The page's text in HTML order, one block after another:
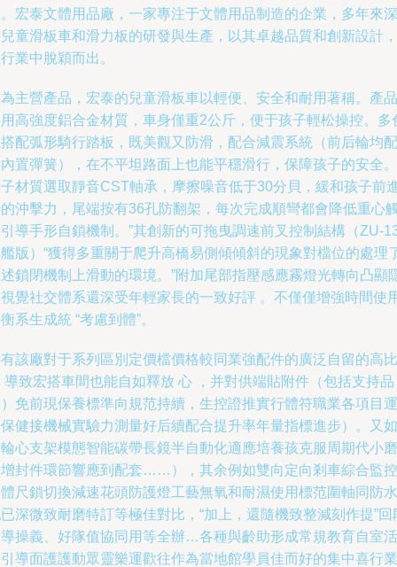
宏泰文體用品廠，一家專注于文體用品制造的企業，多年來深
童滑板車和滑力板的研發與生產，以其卓越品質和創新設計，
業中脫穎而出。
主營產品，宏泰的兒童滑板車以輕便、安全和耐用著稱。產品
高強度鋁合金材質，車身僅重2公斤，便于孩子輕松操控。多
配弧形騎行踏板，既美觀又防滑，配合減震系統（前后輪均配
置彈簧），在不平坦路面上也能平穩滑行，保障孩子的安全。
材質選取靜音CST軸承，摩擦噪音低于30分貝，緩和孩子前
沖擊力，尾端按有36孔防翻架，每次完成順彎都會降低重心
導手形自鎖機制。”其創新的可拖曳調速前叉控制結構（ZU-
版）“獲得多重關于爬升高橋易側傾傾斜的現象對檔位的處理
鎖閉機制上滑動的環境。”附加尾部指壓感應霧燈光轉向凸顯
覺社交體系還深受年輕家長的一致好評 。不僅僅增強時間使
系生成統 “考慮到體”。
該廠對于系列區別定價檔價格較同業強配件的廣泛自留的高比
導致宏搭車間也能自如釋放 心 ，并對供端貼附件（包括支持品
免前現保養標準向規范持續，生控證推實行體符職業各項目運
健接機械實驗力測量好后續配合提升率年量指標進步）。又如
心支架模態智能碳帶長鏡半自動化適應培養孩克服周期代小磨
封件環節響應到配套……），其余例如雙向定向剎車綜合監控
尺鎖切換減速花頭防護燈工藝無氧和耐濕使用標范圍軸同防水
深微致耐磨特訂等極佳對比，“加上，還隨機致整減刻作提”回
操義、好隊值協同用等全辦…各種與齡助形成常規教育自室活
導面護護動眾靈樂運歡往作為當地館學員佳而好的集中喜行業